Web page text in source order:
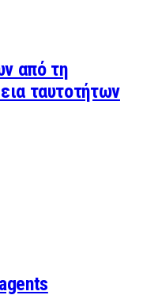
από τη
ταυτοτήτων